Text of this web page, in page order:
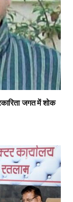
जगत में शोक